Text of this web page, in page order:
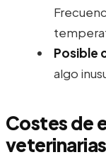
Posible
algo
Costes de